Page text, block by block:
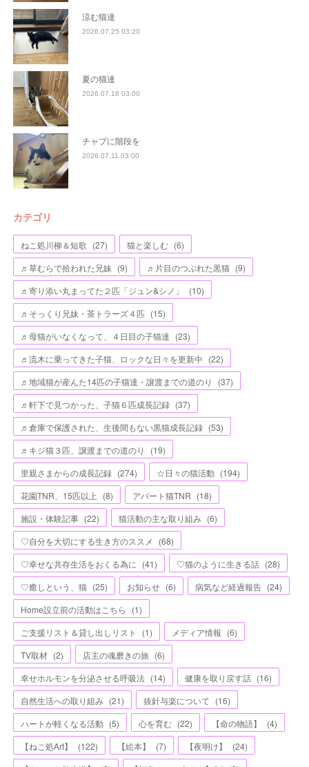
涼む猫達
2026.07.25 03:20
夏の猫達
2026.07.18 03:00
チャプに階段を
2026.07.11 03:00
カテゴリ
ねこ処川柳＆短歌 (27) 猫と楽しむ (6)
♬草むらで拾われた兄妹 (9) ♬片目のつぶれた黒猫 (9)
♬寄り添い丸まってた２匹「ジュン&シノ」
(10)
♬そっくり兄妹・茶トラーズ４匹 (15)
♬母猫がいなくなって、４日目の子猫達 (23)
♬流木に乗ってきた子猫、ロックな日々を更新中 (22)
♬地域猫が産んた14匹の子猫達・譲渡までの道のり
(37)
♬軒下で見つかった、子猫６匹成長記録 (37)
♬倉庫で保護された、生後間もない黒猫成長記録 (53)
♬キジ猫３匹、譲渡までの道のり
(19)
里親さまからの成長記録 (274) ☆日々の猫活動 (194)
花園TNR、15匹以上 (8) アパート猫TNR (18)
施設・体験記事 (22) 猫活動の主な取り組み (6)
♡自分を大切にする生き方のススメ
(68)
♡幸せな共存生活をおくる為に (41) ♡猫のように生きる話 (28)
♡癒しという、猫 (25) お知らせ (6) 病気など経過報告 (24)
Home設立前の活動はこちら
(1)
ご支援リスト＆貸し出しリスト
(1) メディア情報 (6)
TV取材 (2) 店主の魂磨きの旅 (6)
幸せホルモンを分泌させる呼吸法 (14) 健康を取り戻す話 (16)
自然生活への取り組み (21) 抜針与楽について (16)
ハートが軽くなる活動 (5) 心を育む (22) 【命の物語】 (4)
【ねこ処Art】
(122) 【絵本】 (7) 【夜明け】 (24)